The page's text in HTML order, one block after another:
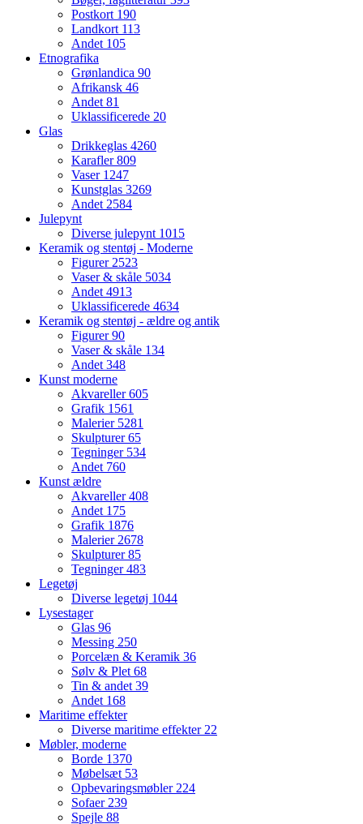
Postkort 190
Landkort 113
Andet 105
Etnografika
Grønlandica 90
Afrikansk 46
Andet81
Uklassificerede 20
Glas
Drikkeglas 4260
Karafler809
Vaser 1247
Kunstglas 3269
Andet2584
Julepynt
Diverse julepynt 1015
Keramik og stentøj - Moderne
Figurer2523
Vaser & skåle 5034
Andet4913
Uklassificerede 4634
Keramik og stentøj - ældre og antik
Figurer90
Vaser & skåle 134
Andet348
Kunst moderne
Akvareller605
Grafik 1561
Malerier 5281
Skulpturer65
Tegninger 534
Andet 760
Kunst ældre
Akvareller408
Andet 175
Grafik 1876
Malerier2678
Skulpturer85
Tegninger483
Legetøj
Diverse legetøj 1044
Lysestager
Glas 96
Messing 250
Porcelæn & Keramik 36
Sølv & Plet68
Tin & andet39
Andet 168
Maritime effekter
Diverse maritime effekter22
Møbler, moderne
Borde 1370
Møbelsæt 53
Opbevaringsmøbler224
Sofaer239
Spejle 88